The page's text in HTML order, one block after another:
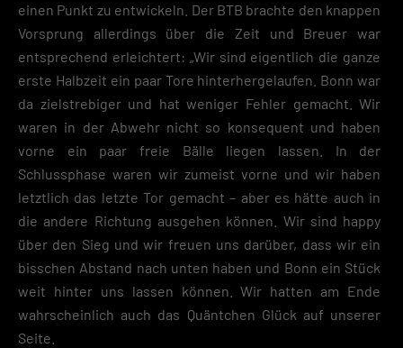
einen Punkt zu entwickeln. Der BTB brachte den knappen
Vorsprung allerdings über die Zeit und Breuer war
entsprechend erleichtert: „Wir sind eigentlich die ganze
erste Halbzeit ein paar Tore hinterhergelaufen. Bonn war
da zielstrebiger und hat weniger Fehler gemacht. Wir
waren in der Abwehr nicht so konsequent und haben
vorne ein paar freie Bälle liegen lassen. In der
Schlussphase waren wir zumeist vorne und wir haben
letztlich das letzte Tor gemacht – aber es hätte auch in
die andere Richtung ausgehen können. Wir sind happy
über den Sieg und wir freuen uns darüber, dass wir ein
bisschen Abstand nach unten haben und Bonn ein Stück
weit hinter uns lassen können. Wir hatten am Ende
wahrscheinlich auch das Quäntchen Glück auf unserer
Seite.